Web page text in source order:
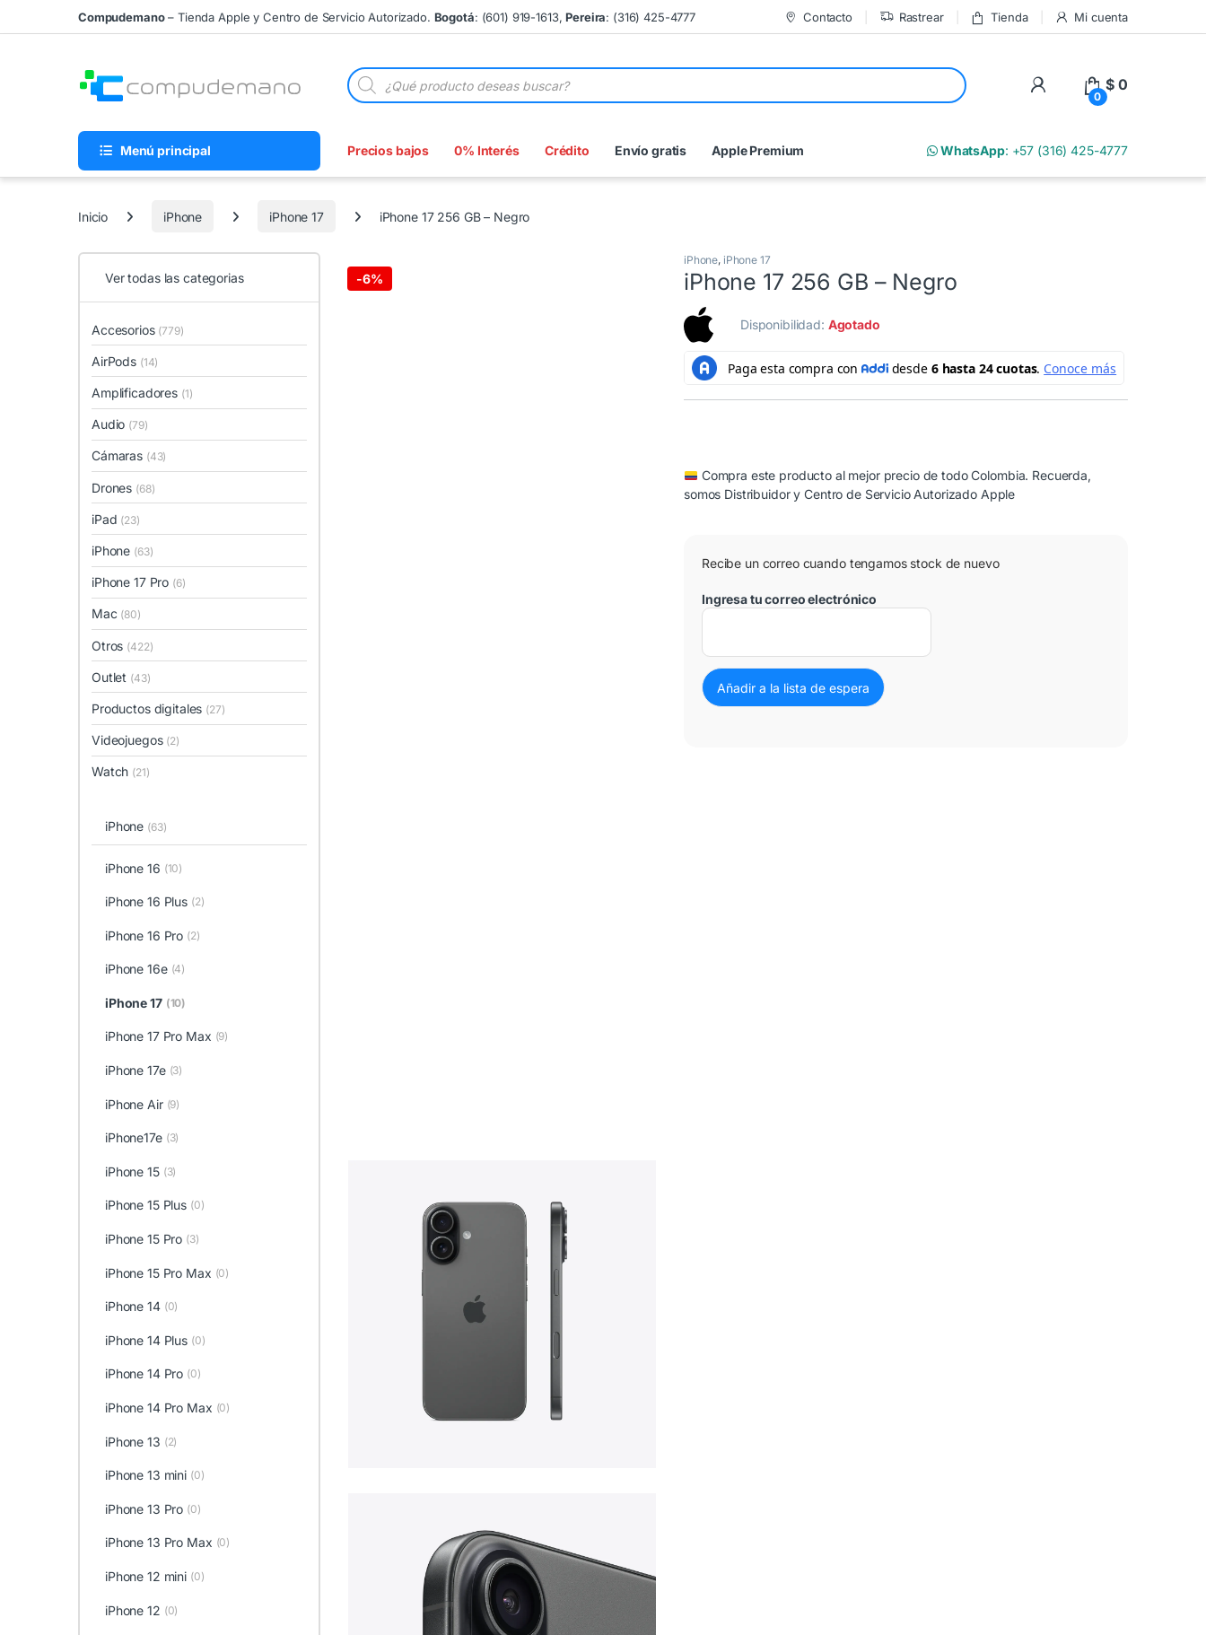
Skip to navigation
Skip to contentCompudemano– Tienda Apple y Centro de Servicio Autorizado. Bogotá: (601) 919-1613,Pereira: (316) 425-4777 Contacto Rastrear Tienda Mi cuenta
Búsqueda de productos
My Account
0
$ 0
Menú principal Precios bajos 0% Interés Crédito Envío gratis Apple Premium WhatsApp: +57 (316) 425-4777
Inicio iPhone iPhone 17 iPhone 17 256 GB – Negro
-6%
iPhone, iPhone 17
iPhone 17 256 GB – Negro
Disponibilidad: Agotado
Compra este producto al mejor precio de todo Colombia. Recuerda,
somos Distribuidor y Centro de Servicio Autorizado Apple
Recibe un correo cuando tengamos stock de nuevo
Ingresa tu correo electrónico
Ver todas las categorias
Accesorios (779)
AirPods (14)
Amplificadores (1)
Audio (79)
Cámaras (43)
Drones (68)
iPad (23)
iPhone (63)
iPhone 17 Pro (6)
Mac (80)
Otros (422)
Outlet (43)
Productos digitales (27)
Videojuegos (2)
Watch (21)
iPhone (63)
iPhone 16 (10)
iPhone 16 Plus (2)
iPhone 16 Pro (2)
iPhone 16e (4)
iPhone 17 (10)
iPhone 17 Pro Max (9)
iPhone 17e (3)
iPhone Air (9)
iPhone17e (3)
iPhone 15 (3)
iPhone 15 Plus (0)
iPhone 15 Pro (3)
iPhone 15 Pro Max (0)
iPhone 14 (0)
iPhone 14 Plus (0)
iPhone 14 Pro (0)
iPhone 14 Pro Max (0)
iPhone 13 (2)
iPhone 13 mini (0)
iPhone 13 Pro (0)
iPhone 13 Pro Max (0)
iPhone 12 mini (0)
iPhone 12 (0)